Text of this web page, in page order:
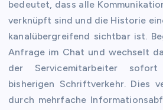
bedeutet, dass alle
verknüpft sind und die Historie
kanalübergreifend sichtbar ist.
Anfrage im Chat und wechselt
der Servicemitarbeiter
bisherigen Schriftverkehr. Dies
durch mehrfache